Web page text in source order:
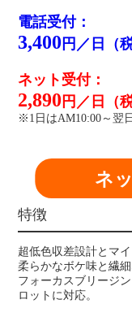
電話受付：
3,400 円／日（
ネット受付：
2,890 円／日（
※1日はAM10:00～翌
ネ
特徴
超低色収差設計とマ
柔らかなボケ味と繊
フォーカスブリージ
ロットに対応。